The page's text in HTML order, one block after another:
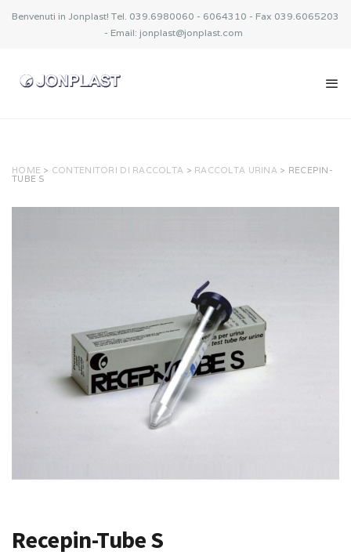
Benvenuti in Jonplast! Tel. 039.6980060 - 6064310 - Fax 039.6065203
- Email: jonplast@jonplast.com
HOME > CONTENITORI DI RACCOLTA > RACCOLTA URINA > RECEPIN-
TUBE S
Recepin-Tube S